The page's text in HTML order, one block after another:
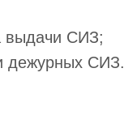
выдачи СИЗ;
дежурных СИЗ.